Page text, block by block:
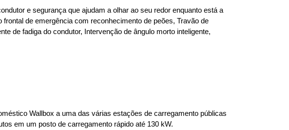
e segurança que ajudam a olhar ao seu redor enquanto está a
de emergência com reconhecimento de peões, Travão de
de fadiga do condutor, Intervenção de ângulo morto inteligente,
Wallbox a uma das várias estações de carregamento públicas
em um posto de carregamento rápido até 130 kW.